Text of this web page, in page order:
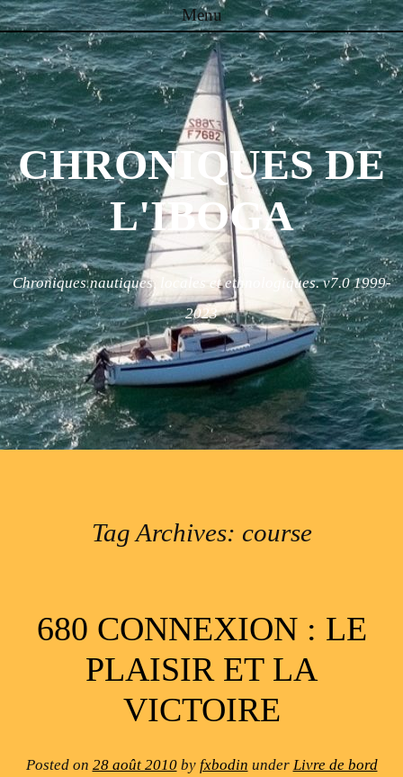
Menu
Skip to content
CHRONIQUES DE
L'IBOGA
Chroniques nautiques, locales et ethnologiques. v7.0 1999-
2023
Tag Archives: course
680 CONNEXION : LE
PLAISIR ET LA
VICTOIRE
Posted on 28 août 2010by fxbodin under Livre de bord